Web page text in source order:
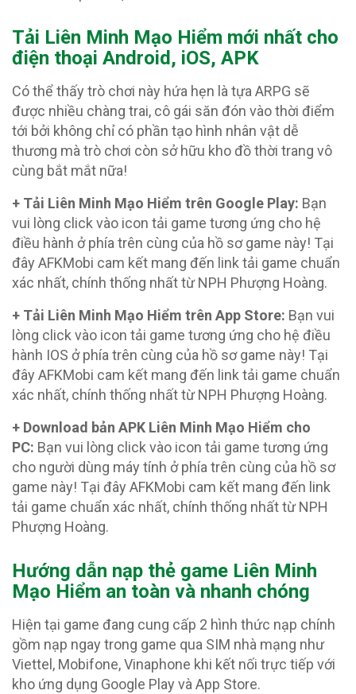
Tải Liên Minh Mạo Hiểm mới nhất cho
điện thoại Android, iOS, APK
Có thể thấy trò chơi này hứa hẹn là tựa ARPG sẽ
được nhiều chàng trai, cô gái săn đón vào thời điểm
tới bởi không chỉ có phần tạo hình nhân vật dễ
thương mà trò chơi còn sở hữu kho đồ thời trang vô
cùng bắt mắt nữa!
+ Tải Liên Minh Mạo Hiểm trên Google Play: Bạn
vui lòng click vào icon tải game tương ứng cho hệ
điều hành ở phía trên cùng của hồ sơ game này! Tại
đây AFKMobi cam kết mang đến link tải game chuẩn
xác nhất, chính thống nhất từ NPH Phượng Hoàng.
+ Tải Liên Minh Mạo Hiểm trên App Store: Bạn vui
lòng click vào icon tải game tương ứng cho hệ điều
hành IOS ở phía trên cùng của hồ sơ game này! Tại
đây AFKMobi cam kết mang đến link tải game chuẩn
xác nhất, chính thống nhất từ NPH Phượng Hoàng.
+ Download bản APK Liên Minh Mạo Hiểm cho
PC: Bạn vui lòng click vào icon tải game tương ứng
cho người dùng máy tính ở phía trên cùng của hồ sơ
game này! Tại đây AFKMobi cam kết mang đến link
tải game chuẩn xác nhất, chính thống nhất từ NPH
Phượng Hoàng.
Hướng dẫn nạp thẻ game Liên Minh
Mạo Hiểm an toàn và nhanh chóng
Hiện tại game đang cung cấp 2 hình thức nạp chính
gồm nạp ngay trong game qua SIM nhà mạng như
Viettel, Mobifone, Vinaphone khi kết nối trực tiếp với
kho ứng dụng Google Play và App Store.